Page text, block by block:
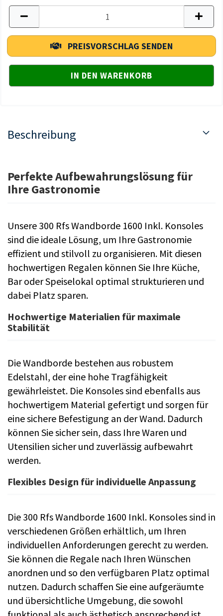
PREISVORSCHLAG SENDEN
Beschreibung
Perfekte Aufbewahrungslösung für
Ihre Gastronomie
Unsere 300 Rfs Wandborde 1600 Inkl. Konsoles
sind die ideale Lösung, um Ihre Gastronomie
effizient und stilvoll zu organisieren. Mit diesen
hochwertigen Regalen können Sie Ihre Küche,
Bar oder Speiselokal optimal strukturieren und
dabei Platz sparen.
Hochwertige Materialien für maximale
Stabilität
Die Wandborde bestehen aus robustem
Edelstahl, der eine hohe Tragfähigkeit
gewährleistet. Die Konsoles sind ebenfalls aus
hochwertigem Material gefertigt und sorgen für
eine sichere Befestigung an der Wand. Dadurch
können Sie sicher sein, dass Ihre Waren und
Utensilien sicher und zuverlässig aufbewahrt
werden.
Flexibles Design für individuelle Anpassung
Die 300 Rfs Wandborde 1600 Inkl. Konsoles sind in
verschiedenen Größen erhältlich, um Ihren
individuellen Anforderungen gerecht zu werden.
Sie können die Regale nach Ihren Wünschen
anordnen und so den verfügbaren Platz optimal
nutzen. Dadurch schaffen Sie eine aufgeräumte
und übersichtliche Umgebung, die sowohl